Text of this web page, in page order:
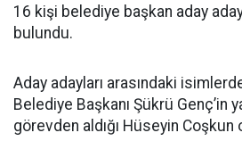
16 kişi belediye başkan aday
bulundu.
Aday adayları arasındaki
Belediye Başkanı Şükrü Genç’in
görevden aldığı Hüseyin Coşkun